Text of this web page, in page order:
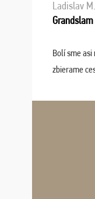
Ladislav M.
Bolí sme asi
zbierame
osudu -